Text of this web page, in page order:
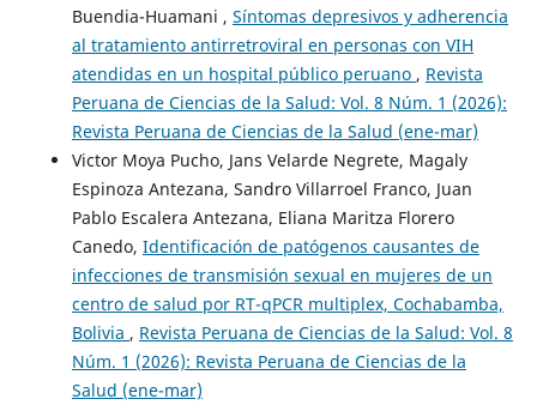
Buendia-Huamani , Síntomas depresivos y adherencia
al tratamiento antirretroviral en personas con VIH
atendidas en un hospital público peruano , Revista
Peruana de Ciencias de la Salud: Vol. 8 Núm. 1 (2026):
Revista Peruana de Ciencias de la Salud (ene-mar)
Victor Moya Pucho, Jans Velarde Negrete, Magaly
Espinoza Antezana, Sandro Villarroel Franco, Juan
Pablo Escalera Antezana, Eliana Maritza Florero
Canedo, Identificación de patógenos causantes de
infecciones de transmisión sexual en mujeres de un
centro de salud por RT-qPCR multiplex, Cochabamba,
Bolivia , Revista Peruana de Ciencias de la Salud: Vol. 8
Núm. 1 (2026): Revista Peruana de Ciencias de la
Salud (ene-mar)